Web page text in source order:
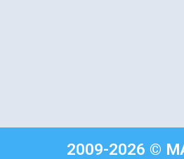
2009-2026 ©